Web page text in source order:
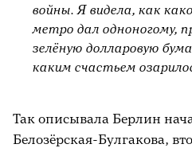
войны. Я видела, как
метро дал одноногому,
зелёную долларовую
каким счастьем
Так описывала Берлин
Белозёрская-Булгакова,